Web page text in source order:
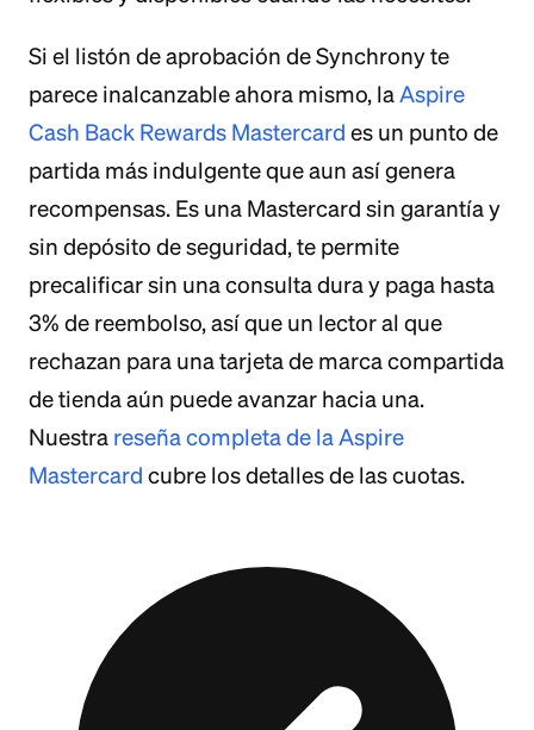
Si el listón de aprobación de Synchrony te
parece inalcanzable ahora mismo, laAspire
Cash Back Rewards Mastercard es un punto de
partida más indulgente que aun así genera
recompensas. Es una Mastercard sin garantía y
sin depósito de seguridad, te permite
precalificar sin una consulta dura y paga hasta
3% de reembolso, así que un lector al que
rechazan para una tarjeta de marca compartida
de tienda aún puede avanzar hacia una.
Nuestra reseña completa de la Aspire
Mastercard cubre los detalles de las cuotas.